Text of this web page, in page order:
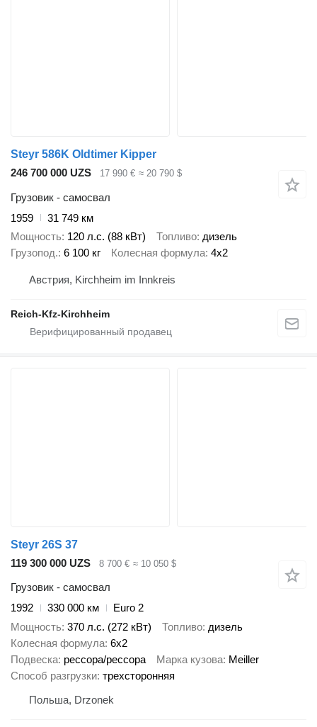
Steyr 586K Oldtimer Kipper
246 700 000 UZS
17 990 € ≈ 20 790 $
Грузовик - самосвал
1959
31 749 км
Мощность 120 л.с. (88 кВт) Топливо дизель
Грузопод. 6 100 кг Колесная формула 4x2
Австрия, Kirchheim im Innkreis
Reich-Kfz-Kirchheim
Steyr 26S 37
119 300 000 UZS
8 700 € ≈ 10 050 $
Грузовик - самосвал
1992
330 000 км
Euro 2
Мощность 370 л.с. (272 кВт) Топливо дизель
Колесная формула 6x2
Подвеска рессора/рессора Марка кузова Meiller
Способ разгрузки трехсторонняя
Польша, Drzonek